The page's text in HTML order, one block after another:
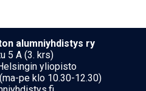
alumniyhdistys ry
5 A (3. krs)
yliopisto
pe klo 10.30-12.30)